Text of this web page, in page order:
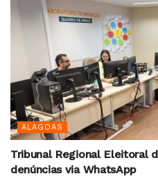
ALAGOAS
Tribunal Regional Eleitoral
denúncias via WhatsApp